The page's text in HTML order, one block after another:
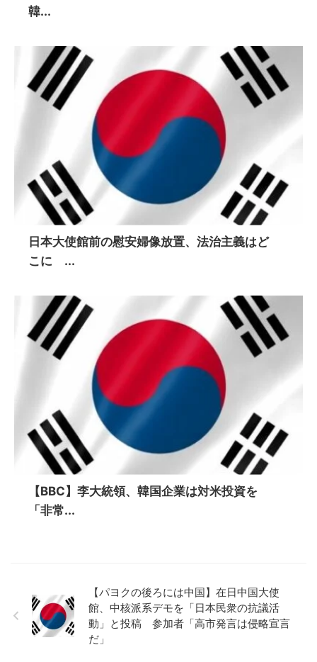
韓...
日本大使館前の慰安婦像放置、法治主義はど
こに ...
【BBC】李大統領、韓国企業は対米投資を
「非常...
【パヨクの後ろには中国】在日中国大使
館、中核派系デモを「日本民衆の抗議活
動」と投稿 参加者「高市発言は侵略宣言
だ」